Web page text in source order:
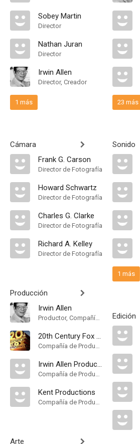
Sobey Martin
Director
Nathan Juran
Director
Irwin Allen
Director, Creador
1 más
Cámara
Frank G. Carson
Director de Fotografía
Howard Schwartz
Director de Fotografía
Charles G. Clarke
Director de Fotografía
Richard A. Kelley
Director de Fotografía
Producción
Irwin Allen
Productor, Compañía de Produccion
20th Century Fox Television
Compañía de Produccion
Irwin Allen Productions
Compañía de Produccion
Kent Productions
Compañía de Produccion
Arte
23 más
Sonido
1 más
Edición